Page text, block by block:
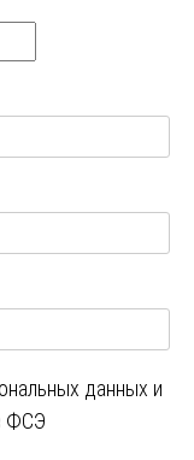
данных и
ФСЭ